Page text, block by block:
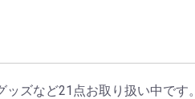
ズなど21点お取り扱い中です。